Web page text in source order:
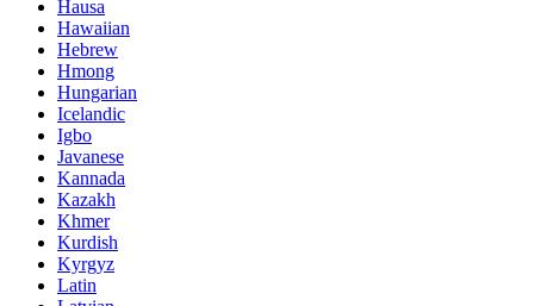
Hausa
Hawaiian
Hebrew
Hmong
Hungarian
Icelandic
Igbo
Javanese
Kannada
Kazakh
Khmer
Kurdish
Kyrgyz
Latin